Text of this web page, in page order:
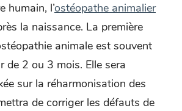
humain, l’ostéopathe animalier
la naissance. La première
animale est souvent
de 2 ou 3 mois. Elle sera
sur la réharmonisation des
de corriger les défauts de